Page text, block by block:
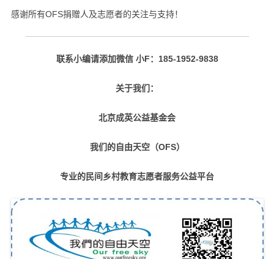
感谢所有OFS捐赠人及志愿者的关注与支持！
联系小编请添加微信 小F：185-1952-9838
关于我们：
北京成英公益基金会
我们的自由天空（OFS）
专业的民间乡村教育志愿者服务公益平台